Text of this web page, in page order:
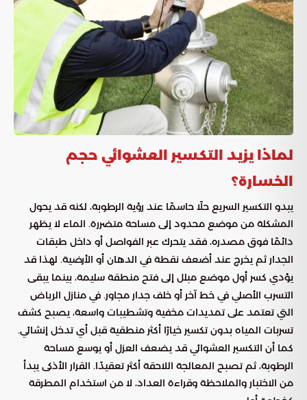
لماذا يزيد التكسير العشوائي حجم
الخسارة؟
يبدو التكسير السريع حلًا حاسمًا عند رؤية الرطوبة، لكنه قد يحول
المشكلة من موضع محدود إلى مساحة متضررة. الماء لا يظهر
دائمًا فوق مصدره، فقد يتحرك عبر الفواصل أو داخل طبقات
الجدار ثم يخرج عند أضعف نقطة في الدهان أو الأرضية. لهذا قد
يؤدي كسر أول موضع مبلل إلى فتح منطقة سليمة، بينما يبقى
التسرب الأصلي في خط آخر أو خلف جدار مجاور. في منازل الرياض
التي تعتمد على تمديدات مخفية وتشطيبات واسعة، يصبح كشف
تسربات المياه بدون تكسير خيارًا أكثر منطقية قبل أي تدخل إنشائي.
كما أن التكسير العشوائي قد يضعف العزل أو يوسع مساحة
الرطوبة، ثم تصبح المعالجة اللاحقة أكثر تعقيدًا. القرار الأذكى يبدأ
من الاختبار والملاحظة وقراءة العداد، لا من استخدام المطرقة